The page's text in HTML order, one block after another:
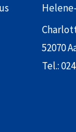
52070
Tel.: